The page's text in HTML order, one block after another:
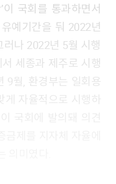
국회를 통과하면서
예기간을 둬 2022년
나 2022년 5월 시행
세종과 제주로 시행
9월, 환경부는 일회용